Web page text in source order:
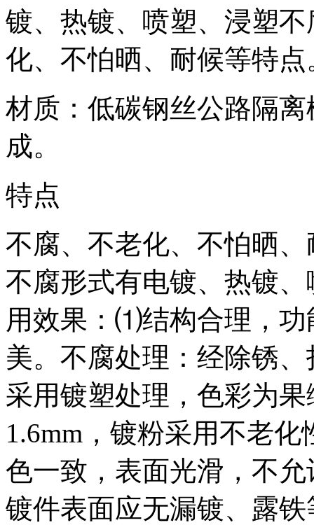
镀、热镀、喷塑、浸塑
化、不怕晒、耐候等特点
材质：低碳钢丝公路隔
成。
特点
不腐、不老化、不怕晒
不腐形式有电镀、热镀
用效果：⑴结构合理，
美。不腐处理：经除锈
采用镀塑处理，色彩为
1.6mm，镀粉采用不老
色一致，表面光滑，不
镀件表面应无漏镀、露